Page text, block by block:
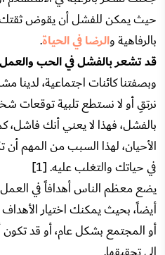
حيث يمكن للفشل أن يقوض
بالرفاهية والرضا في الحياة.
قد تشعر بالفشل في الحب
وبصفتنا كائنات اجتماعية، لدينا
نرتقِ أو لا نستطع تلبية
بالفشل، فهذا لا يعني أنك
الأحيان، لهذا السبب من المهم
في حياتك والتغلب عليه. [1]
يضع معظم الناس أهدافاً في
أيضاً، بحيث يمكنك اختيار
أو المجتمع بشكل عام، أو قد